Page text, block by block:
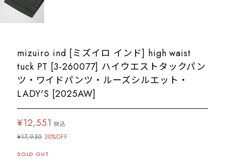
mizuiro ind [ミズイロ インド] high waist
tuck PT [3-260077] ハイウエストタックパン
ツ・ワイドパンツ・ルーズシルエット・
LADY'S [2025AW]
¥12,551 税込
¥17,930 30%OFF
SOLD OUT